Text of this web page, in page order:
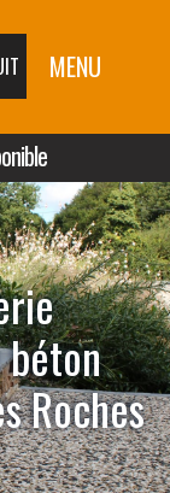
MENU
Roches